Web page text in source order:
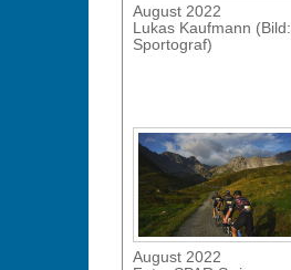
August 2022
Lukas Kaufmann (Bild:
Sportograf)
August 2022